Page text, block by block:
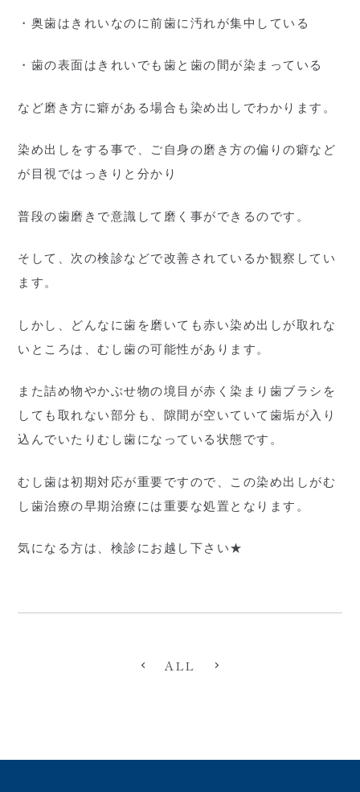
・奥歯はきれいなのに前歯に汚れが集中している
・歯の表面はきれいでも歯と歯の間が染まっている
など磨き方に癖がある場合も染め出しでわかります。
染め出しをする事で、ご自身の磨き方の偏りの癖など
が目視ではっきりと分かり
普段の歯磨きで意識して磨く事ができるのです。
そして、次の検診などで改善されているか観察してい
ます。
しかし、どんなに歯を磨いても赤い染め出しが取れな
いところは、むし歯の可能性があります。
また詰め物やかぶせ物の境目が赤く染まり歯ブラシを
しても取れない部分も、隙間が空いていて歯垢が入り
込んでいたりむし歯になっている状態です。
むし歯は初期対応が重要ですので、この染め出しがむ
し歯治療の早期治療には重要な処置となります。
気になる方は、検診にお越し下さい★
ALL